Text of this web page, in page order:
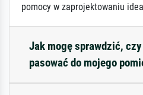
pomocy w zaprojektowaniu
Jak mogę sprawdzić,
pasować do mojego